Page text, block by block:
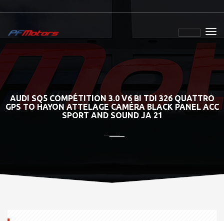
AUDI SQ5 COMPÉTITION 3.0 V6 BI TDI 326 QUATTRO
GPS TO HAYON ATTELAGE CAMÉRA BLACK PANEL ACC
SPORT AND SOUND JA 21